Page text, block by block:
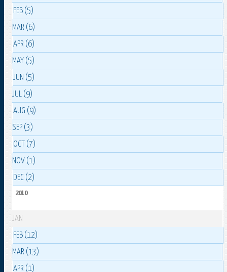
FEB (5)
MAR (6)
APR (6)
MAY (5)
JUN (5)
JUL (9)
AUG (9)
SEP (3)
OCT (7)
NOV (1)
DEC (2)
2010
JAN
FEB (12)
MAR (13)
APR (1)